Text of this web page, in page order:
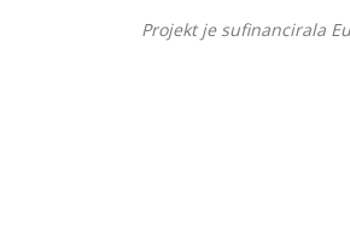
Projekt je sufinancirala